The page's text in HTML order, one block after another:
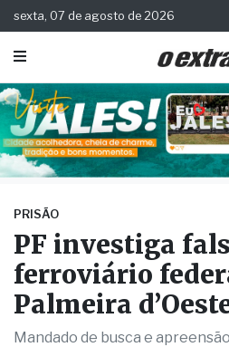
sexta, 07 de agosto de 2026
PRISÃO
PF investiga
ferroviário
Palmeira
Mandado de busca e